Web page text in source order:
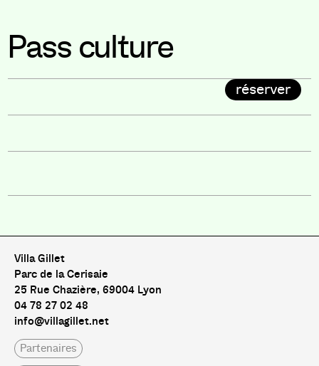
Pass culture
réserver
Villa Gillet
Parc de la Cerisaie
25 Rue Chazière, 69004 Lyon
04 78 27 02 48
info@villagillet.net
Partenaires